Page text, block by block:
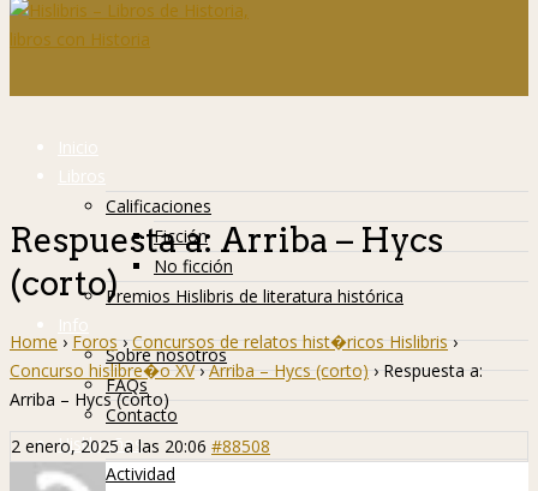
Inicio
Libros
Calificaciones
Ficción
No ficción
Premios Hislibris de literatura histórica
Info
Sobre nosotros
FAQs
Contacto
Hislibreños
Actividad
Respuesta a: Arriba – Hycs
(corto)
Home › Foros › Concursos de relatos hist�ricos Hislibris ›
Concurso hislibre�o XV › Arriba – Hycs (corto) › Respuesta a:
Arriba – Hycs (corto)
2 enero, 2025 a las 20:06 #88508